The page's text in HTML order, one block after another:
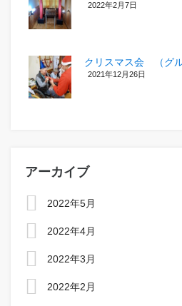
2022年2月7日
クリスマス会 （グル
2021年12月26日
アーカイブ
2022年5月
2022年4月
2022年3月
2022年2月